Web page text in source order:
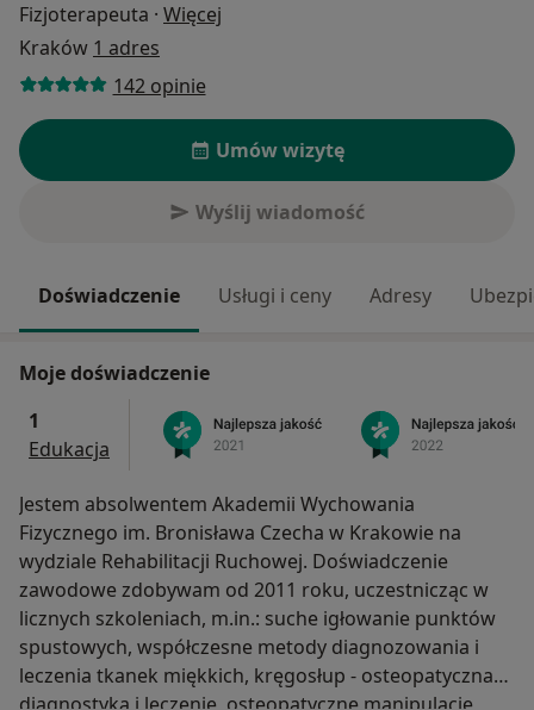
Fizjoterapeuta · Więcej
Kraków 1 adres
142 opinie
Umów wizytę
Wyślij wiadomość
Doświadczenie Usługi i ceny Adresy
Moje doświadczenie
1
Edukacja
Jestem absolwentem Akademii Wychowania
Fizycznego im. Bronisława Czecha w Krakowie na
wydziale Rehabilitacji Ruchowej. Doświadczenie
zawodowe zdobywam od 2011 roku, uczestnicząc w
licznych szkoleniach, m.in.: suche igłowanie punktów
spustowych, współczesne metody diagnozowania i
leczenia tkanek miękkich, kręgosłup - osteopatyczna
diagnostyka i leczenie, osteopatyczne manipulacje